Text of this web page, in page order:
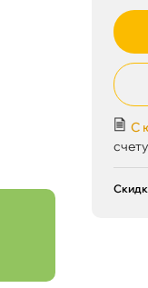
С
счету